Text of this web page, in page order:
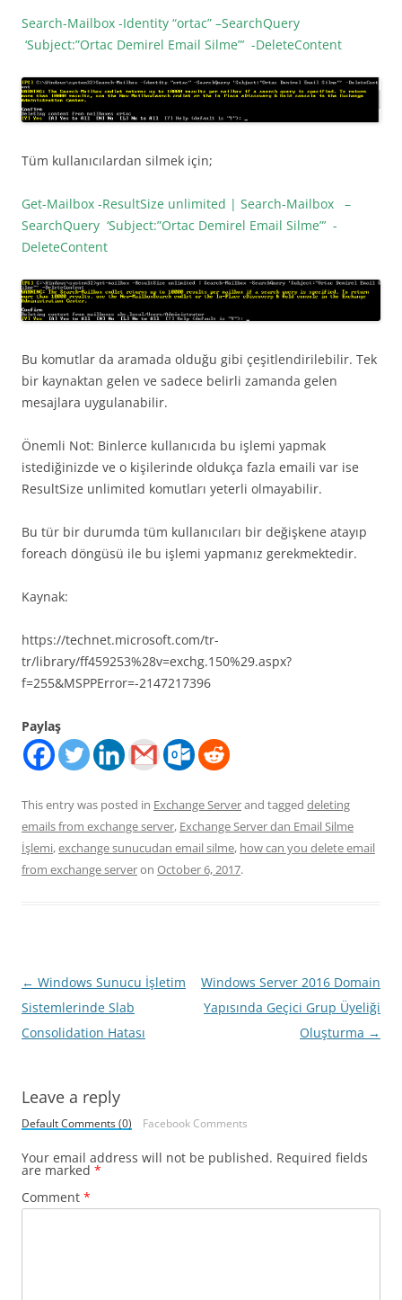
Search-Mailbox -Identity “ortac” –SearchQuery
‘Subject:”Ortac Demirel Email Silme”’ -DeleteContent
Tüm kullanıcılardan silmek için;
Get-Mailbox -ResultSize unlimited | Search-Mailbox –
SearchQuery ‘Subject:”Ortac Demirel Email Silme”’ -
DeleteContent
Bu komutlar da aramada olduğu gibi çeşitlendirilebilir. Tek
bir kaynaktan gelen ve sadece belirli zamanda gelen
mesajlara uygulanabilir.
Önemli Not: Binlerce kullanıcıda bu işlemi yapmak
istediğinizde ve o kişilerinde oldukça fazla emaili var ise
ResultSize unlimited komutları yeterli olmayabilir.
Bu tür bir durumda tüm kullanıcıları bir değişkene atayıp
foreach döngüsü ile bu işlemi yapmanız gerekmektedir.
Kaynak:
https://technet.microsoft.com/tr-
tr/library/ff459253%28v=exchg.150%29.aspx?
f=255&MSPPError=-2147217396
Paylaş
This entry was posted in Exchange Serverand tagged deleting
emails from exchange server, Exchange Server dan Email Silme
İşlemi,exchange sunucudan email silme, how can you delete email
from exchange serveron October 6, 2017.
Post
navigation
← Windows Sunucu İşletim
Sistemlerinde Slab
Consolidation Hatası
Windows Server 2016 Domain
Yapısında Geçici Grup Üyeliği
Oluşturma →
Leave a reply
Default Comments (0) Facebook Comments
Your email address will not be published. Required fields
are marked *
Comment *